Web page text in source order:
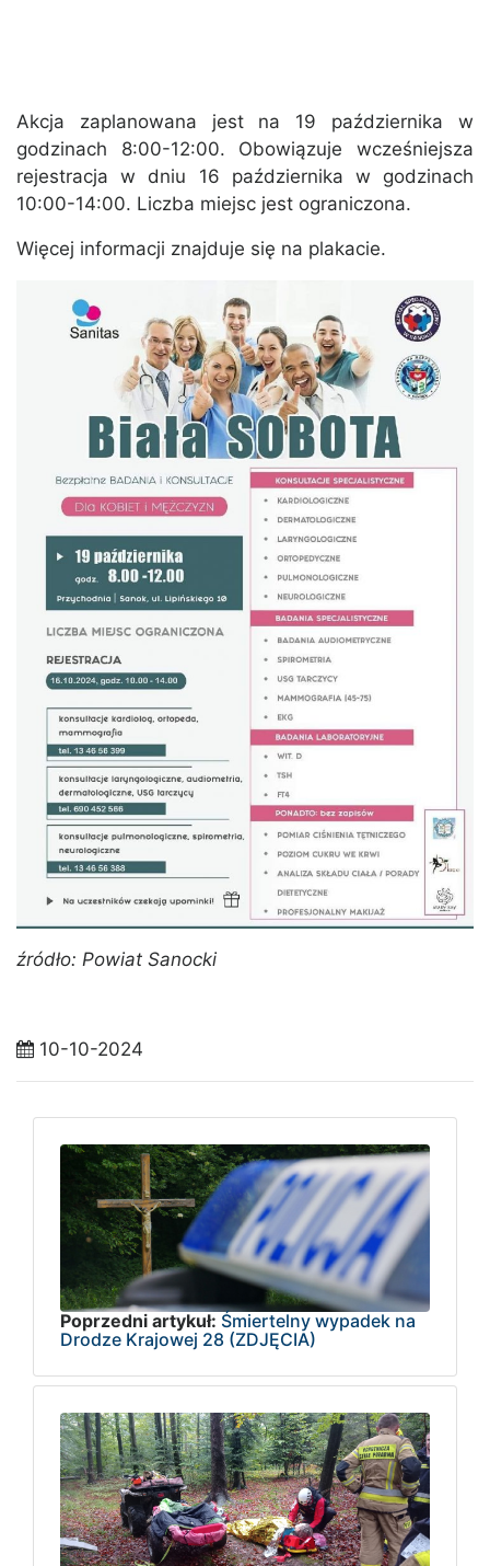
Akcja zaplanowana jest na 19 października w
godzinach 8:00-12:00. Obowiązuje wcześniejsza
rejestracja w dniu 16 października w godzinach
10:00-14:00. Liczba miejsc jest ograniczona.
Więcej informacji znajduje się na plakacie.
źródło: Powiat Sanocki
10-10-2024
Poprzedni artykuł: Śmiertelny wypadek na
Drodze Krajowej 28 (ZDJĘCIA)